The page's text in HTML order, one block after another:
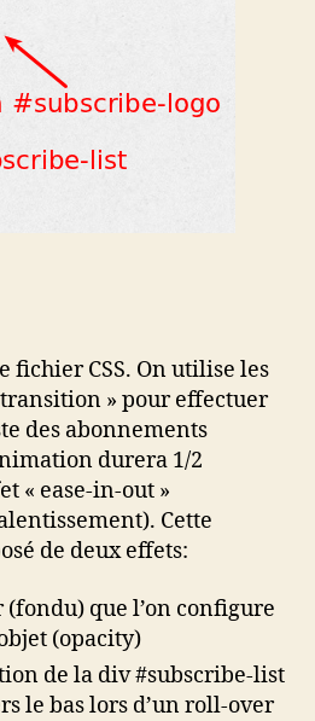
fichier CSS. On utilise les
» pour effectuer
des abonnements
durera 1/2
« ease-in-out »
Cette
de deux effets:
que l’on configure
(opacity)
de la div #subscribe-list
le bas lors d’un roll-over